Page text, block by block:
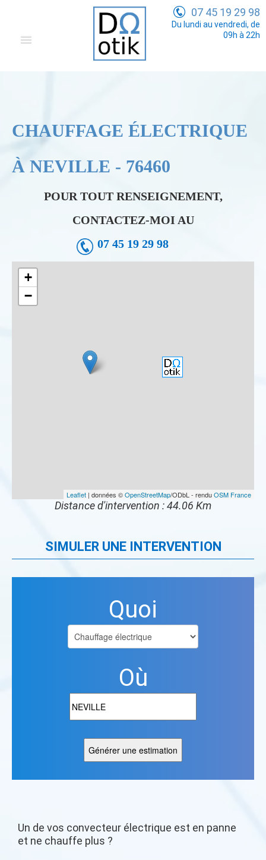
07 45 19 29 98
Du lundi au vendredi, de
09h à 22h
CHAUFFAGE ÉLECTRIQUE
À NEVILLE - 76460
POUR TOUT RENSEIGNEMENT,
CONTACTEZ-MOI AU
07 45 19 29 98
+
−
Leaflet | données ©OpenStreetMap/ODbL - renduOSM France
Distance d'intervention : 44.06 Km
SIMULER UNE INTERVENTION
Quoi
Où
Un de vos convecteur électrique est en panne
et ne chauffe plus ?